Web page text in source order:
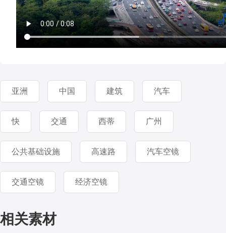
亚洲 中国 建筑 汽车
快 交通 西蒂 广州
公共基础设施 高速路 汽车空镜
交通空镜 经济空镜
相关素材